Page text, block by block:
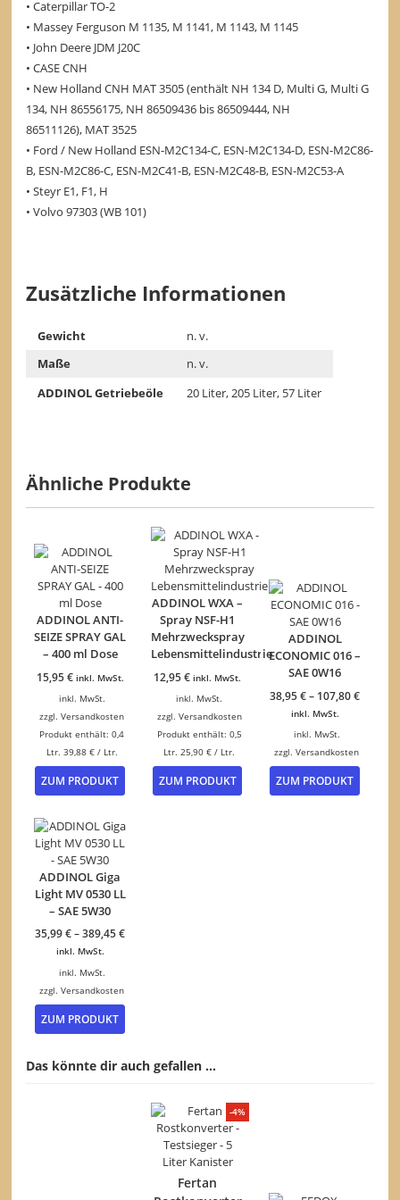
• Caterpillar TO-2
• Massey Ferguson M 1135, M 1141, M 1143, M 1145
• John Deere JDM J20C
• CASE CNH
• New Holland CNH MAT 3505 (enthält NH 134 D, Multi G, Multi G
134, NH 86556175, NH 86509436 bis 86509444, NH
86511126), MAT 3525
• Ford / New Holland ESN-M2C134-C, ESN-M2C134-D, ESN-M2C86-
B, ESN-M2C86-C, ESN-M2C41-B, ESN-M2C48-B, ESN-M2C53-A
• Steyr E1, F1, H
• Volvo 97303 (WB 101)
Zusätzliche Informationen
Gewicht
n. v.
Maße
n. v.
ADDINOL Getriebeöle
20 Liter, 205 Liter, 57 Liter
Ähnliche Produkte
ADDINOL ANTI-
SEIZE SPRAY GAL
– 400 ml Dose
15,95€ inkl. MwSt.
inkl. MwSt.
zzgl.Versandkosten
Produkt enthält: 0,4
Ltr. 39,88 €/ Ltr.
ZUM PRODUKT
ADDINOL WXA –
Spray NSF-H1
Mehrzweckspray
Lebensmittelindustrie
12,95€ inkl. MwSt.
inkl. MwSt.
zzgl. Versandkosten
Produkt enthält: 0,5
Ltr. 25,90€ / Ltr.
ZUM PRODUKT
ADDINOL
ECONOMIC 016 –
SAE 0W16
38,95€– 107,80€
inkl. MwSt.
inkl. MwSt.
zzgl.Versandkosten
ZUM PRODUKT
Dieses
ADDINOL Giga
Light MV 0530 LL
– SAE 5W30
35,99€–389,45€
inkl. MwSt.
inkl. MwSt.
zzgl.Versandkosten
ZUM PRODUKT
Dieses
mehrere
Varianten
Optionen
können
Produktseite
Das könnte dir auch gefallen …
-4%
Fertan